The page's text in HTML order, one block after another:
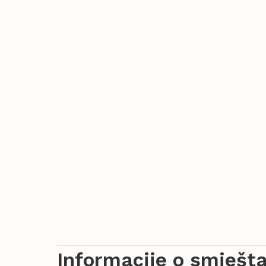
Informacije o